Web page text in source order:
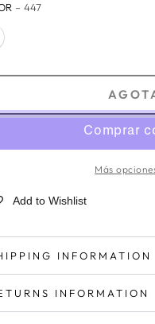
– 447
Más
Add to Wishlist
INFORMATION
INFORMATION